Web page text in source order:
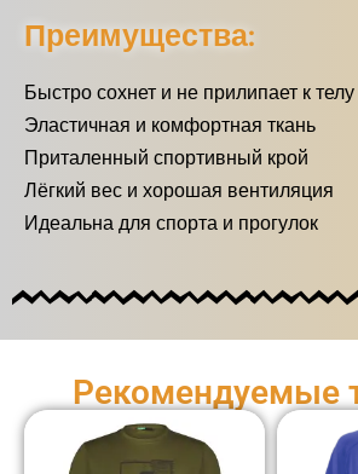
Преимущества:
Быстро сохнет и не прилипает к телу
Эластичная и комфортная ткань
Приталенный спортивный крой
Лёгкий вес и хорошая вентиляция
Идеальна для спорта и прогулок
Рекомендуемые